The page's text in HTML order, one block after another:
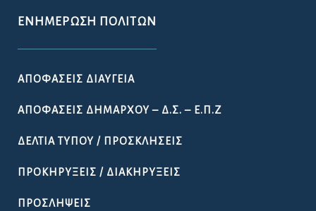
ΕΝΗΜΈΡΩΣΗ ΠΟΛΙΤΏΝ
ΑΠΟΦΆΣΕΙΣ ΔΙΑΎΓΕΙΑ
ΑΠΟΦΆΣΕΙΣ ΔΗΜΆΡΧΟΥ – Δ.Σ. – Ε.Π.Ζ
ΔΕΛΤΊΑ ΤΎΠΟΥ / ΠΡΟΣΚΛΉΣΕΙΣ
ΠΡΟΚΗΡΎΞΕΙΣ / ΔΙΑΚΗΡΎΞΕΙΣ
ΠΡΟΣΛΉΨΕΙΣ